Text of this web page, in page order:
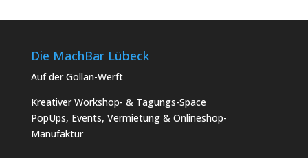
Die MachBar Lübeck
Auf der Gollan-Werft
Kreativer Workshop- & Tagungs-Space
PopUps, Events, Vermietung & Onlineshop-
Manufaktur